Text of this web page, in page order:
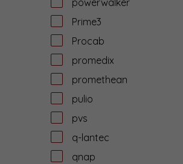
powerwalker
Prime3
Procab
promedix
promethean
pulio
pvs
q-lantec
qnap